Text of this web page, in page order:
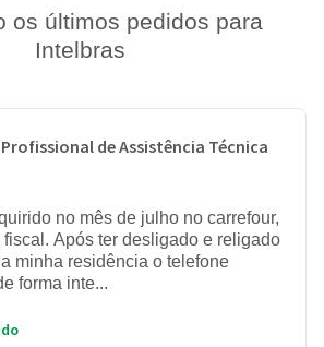
os últimos pedidos para
Intelbras
Profissional de Assistência Técnica
no mês de julho no carrefour,
fiscal. Após ter desligado e religado
minha residência o telefone
forma inte...